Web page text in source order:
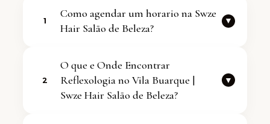
1
Como agendar um horario na Swze
Hair Salão de Beleza?
▼
diretamente pelo WhatsApp
+5511970344032. Atendemos com
agenda flexivel.
2
O que e Onde Encontrar
Reflexologia no Vila Buarque |
Swze Hair Salão de Beleza?
▼